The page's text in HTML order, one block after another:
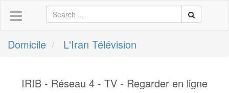
Domicile L'Iran Télévision
IRIB - Réseau 4 - TV - Regarder en ligne